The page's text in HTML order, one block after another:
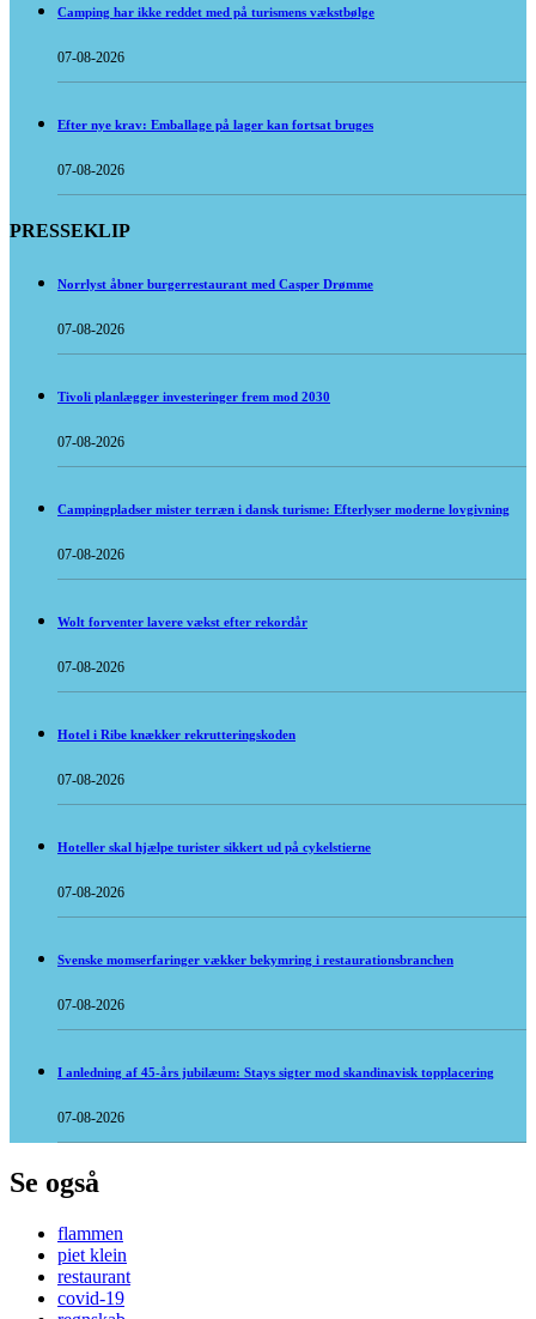
Camping har ikke reddet med på turismens vækstbølge
07-08-2026
Efter nye krav: Emballage på lager kan fortsat bruges
07-08-2026
PRESSEKLIP
Norrlyst åbner burgerrestaurant med Casper Drømme
07-08-2026
Tivoli planlægger investeringer frem mod 2030
07-08-2026
Campingpladser mister terræn i dansk turisme: Efterlyser moderne lovgivning
07-08-2026
Wolt forventer lavere vækst efter rekordår
07-08-2026
Hotel i Ribe knækker rekrutteringskoden
07-08-2026
Hoteller skal hjælpe turister sikkert ud på cykelstierne
07-08-2026
Svenske momserfaringer vækker bekymring i restaurationsbranchen
07-08-2026
I anledning af 45-års jubilæum: Stays sigter mod skandinavisk topplacering
07-08-2026
Se også
flammen
piet klein
restaurant
covid-19